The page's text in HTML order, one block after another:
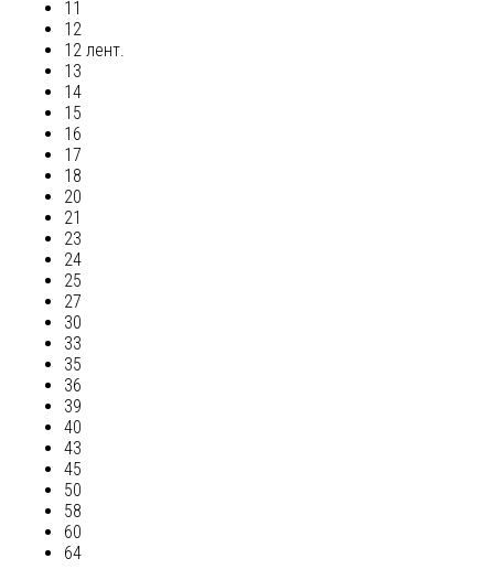
11
12
12 лент.
13
14
15
16
17
18
20
21
23
24
25
27
30
33
35
36
39
40
43
45
50
58
60
64